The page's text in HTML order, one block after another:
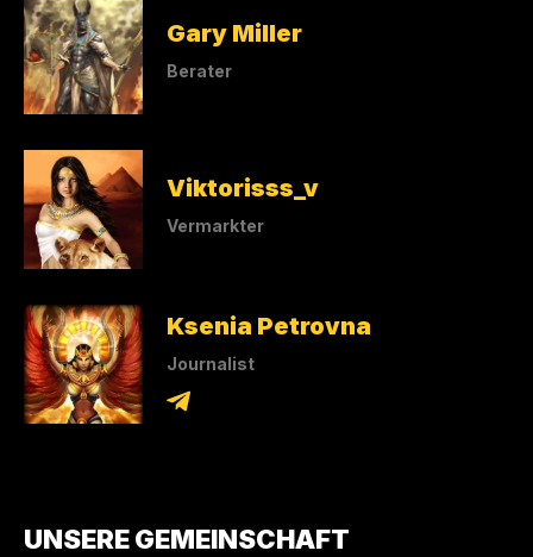
Gary Miller
Berater
Viktorisss_v
Vermarkter
Ksenia Petrovna
Journalist
UNSERE GEMEINSCHAFT